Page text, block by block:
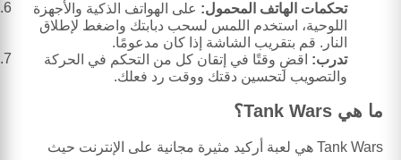
تحكمات الهاتف المحمول: على الهواتف الذكية والأجهزة
اللوحية، استخدم اللمس لسحب دبابتك واضغط لإطلاق
النار. قم بتقريب الشاشة إذا كان مدعومًا.
تدرب: اقضِ وقتًا في إتقان كل من التحكم في الحركة
والتصويب لتحسين دقتك ووقت رد فعلك.
ما هي Tank Wars؟
Tank Wars هي لعبة أركيد مثيرة مجانية على الإنترنت حيث